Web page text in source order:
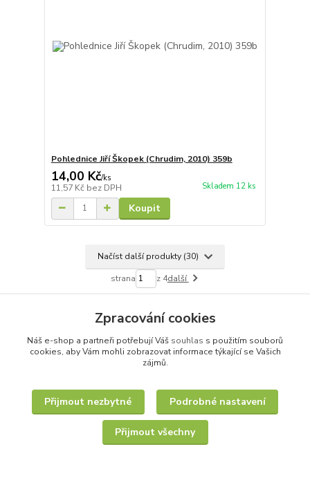
Pohlednice Jiří Škopek (Chrudim, 2010) 359b
14,00 Kč/ks
11,57 Kč bez DPH Skladem 12 ks
Koupit
Načíst další produkty (30)
strana z 4další
Zpracování cookies
Náš e-shop a partneři potřebují Váš souhlas s použitím souborů
cookies, aby Vám mohli zobrazovat informace týkající se Vašich
zájmů.
Přijmout nezbytné Podrobné nastavení
Přijmout všechny